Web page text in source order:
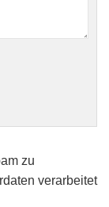
zu
verarbeitet